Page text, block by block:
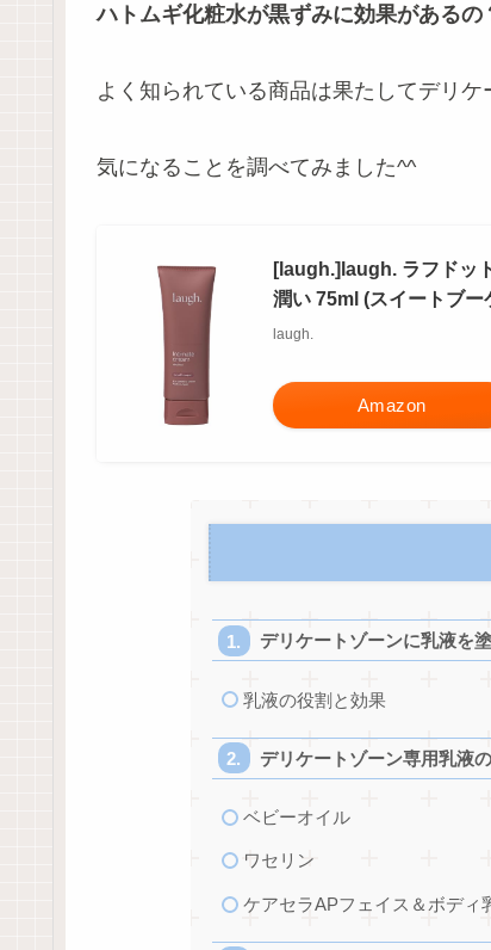
ハトムギ化粧水が黒ずみに効果があるの
よく知られている商品は果たしてデリ
気になることを調べてみました^^
[laugh.]laugh. ラフドッ
潤い 75ml (スイートブー
laugh.
Amazon
デリケートゾーンに乳液を
乳液の役割と効果
デリケートゾーン専用乳液
ベビーオイル
ワセリン
ケアセラAPフェイス＆ボディ